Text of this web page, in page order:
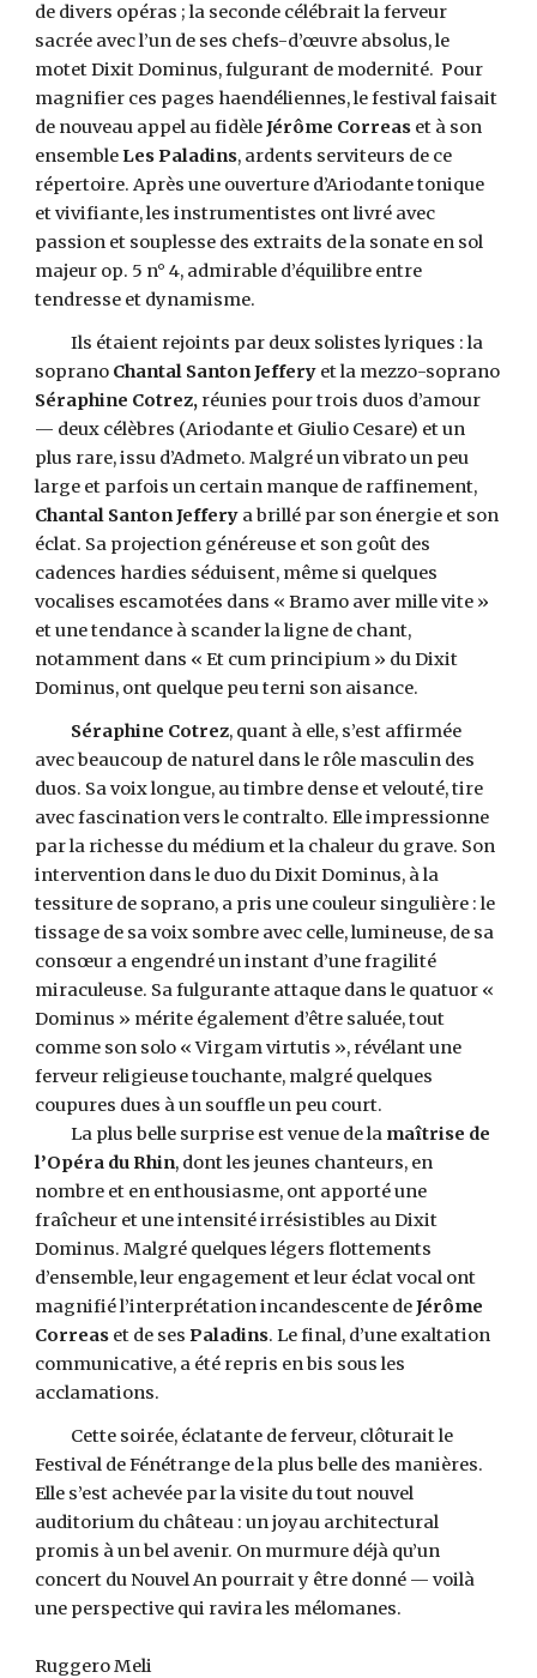
de divers opéras ; la seconde célébrait la ferveur
sacrée avec l’un de ses chefs-d’œuvre absolus, le
motet Dixit Dominus, fulgurant de modernité. Pour
magnifier ces pages haendéliennes, le festival faisait
de nouveau appel au fidèleJérôme Correas et à son
ensembleLes Paladins, ardents serviteurs de ce
répertoire. Après une ouverture d’Ariodante tonique
et vivifiante, les instrumentistes ont livré avec
passion et souplesse des extraits de la sonate en sol
majeur op. 5 n° 4, admirable d’équilibre entre
tendresse et dynamisme.
Ils étaient rejoints par deux solistes lyriques : la
soprano Chantal Santon Jeffery et la mezzo-soprano
Séraphine Cotrez, réunies pour trois duos d’amour
— deux célèbres (Ariodante et Giulio Cesare) et un
plus rare, issu d’Admeto. Malgré un vibrato un peu
large et parfois un certain manque de raffinement,
Chantal Santon Jeffery a brillé par son énergie et son
éclat. Sa projection généreuse et son goût des
cadences hardies séduisent, même si quelques
vocalises escamotées dans « Bramo aver mille vite »
et une tendance à scander la ligne de chant,
notamment dans « Et cum principium » du Dixit
Dominus, ont quelque peu terni son aisance.
Séraphine Cotrez, quant à elle, s’est affirmée
avec beaucoup de naturel dans le rôle masculin des
duos. Sa voix longue, au timbre dense et velouté, tire
avec fascination vers le contralto. Elle impressionne
par la richesse du médium et la chaleur du grave. Son
intervention dans le duo du Dixit Dominus, à la
tessiture de soprano, a pris une couleur singulière : le
tissage de sa voix sombre avec celle, lumineuse, de sa
consœur a engendré un instant d’une fragilité
miraculeuse. Sa fulgurante attaque dans le quatuor «
Dominus » mérite également d’être saluée, tout
comme son solo « Virgam virtutis », révélant une
ferveur religieuse touchante, malgré quelques
coupures dues à un souffle un peu court.
La plus belle surprise est venue de la maîtrise de
l’Opéra du Rhin, dont les jeunes chanteurs, en
nombre et en enthousiasme, ont apporté une
fraîcheur et une intensité irrésistibles au Dixit
Dominus. Malgré quelques légers flottements
d’ensemble, leur engagement et leur éclat vocal ont
magnifié l’interprétation incandescente deJérôme
Correas et de sesPaladins. Le final, d’une exaltation
communicative, a été repris en bis sous les
acclamations.
Cette soirée, éclatante de ferveur, clôturait le
Festival de Fénétrange de la plus belle des manières.
Elle s’est achevée par la visite du tout nouvel
auditorium du château : un joyau architectural
promis à un bel avenir. On murmure déjà qu’un
concert du Nouvel An pourrait y être donné — voilà
une perspective qui ravira les mélomanes.
Ruggero Meli